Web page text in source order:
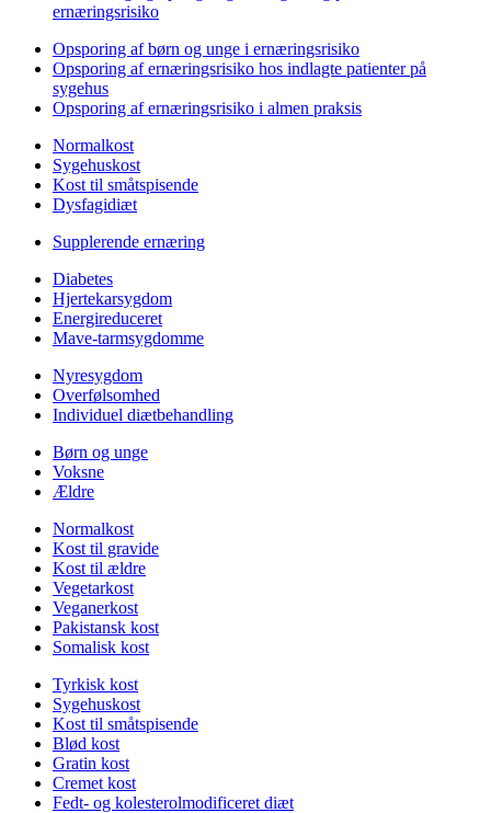
ernæringsrisiko
Opsporing af børn og unge i ernæringsrisiko
Opsporing af ernæringsrisiko hos indlagte patienter på
sygehus
Opsporing af ernæringsrisiko i almen praksis
Normalkost
Sygehuskost
Kost til småtspisende
Dysfagidiæt
Supplerende ernæring
Diabetes
Hjertekarsygdom
Energireduceret
Mave-tarmsygdomme
Nyresygdom
Overfølsomhed
Individuel diætbehandling
Børn og unge
Voksne
Ældre
Normalkost
Kost til gravide
Kost til ældre
Vegetarkost
Veganerkost
Pakistansk kost
Somalisk kost
Tyrkisk kost
Sygehuskost
Kost til småtspisende
Blød kost
Gratin kost
Cremet kost
Fedt- og kolesterolmodificeret diæt